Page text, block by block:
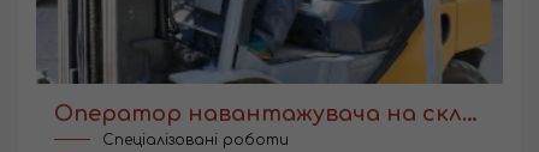
Оператор навантажувача на складі
Спеціалізовані роботи